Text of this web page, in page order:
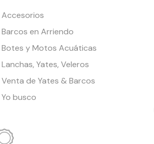
Accesorios
Barcos en Arriendo
Botes y Motos Acuáticas
Lanchas, Yates, Veleros
Venta de Yates & Barcos
Yo busco